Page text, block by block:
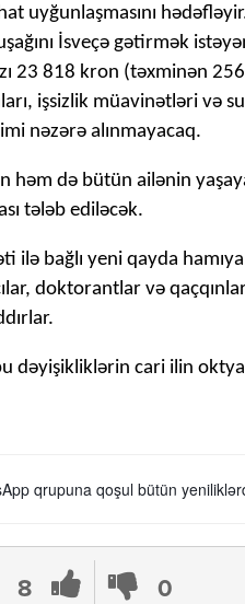
uyğunlaşmasını
İsveçə gətirmək
23 818 kron (təxminən
işsizlik müavinətləri və
nəzərə alınmayacaq.
həm də bütün ailənin
tələb ediləcək.
ilə bağlı yeni qayda
doktorantlar və
dəyişikliklərin cari ilin
qrupuna qoşul bütün
8 0